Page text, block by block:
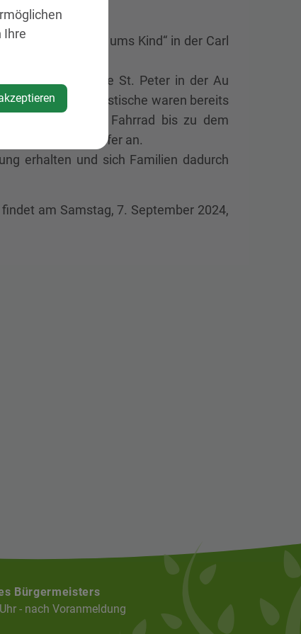
„Rund ums Kind“ in der Carl
Marktgemeinde St. Peter in der Au
rund 70 Verkaufstische waren bereits
Angebot. Vom Fahrrad bis zu dem
wieder viele Käufer an.
erhalten und sich Familien dadurch
am Samstag, 7. September 2024,
Bürgermeisters
- nach Voranmeldung
Ihre